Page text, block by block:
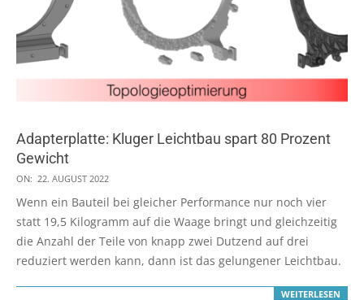
Adapterplatte: Kluger Leichtbau spart 80 Prozent
Gewicht
2022-
08-
22
ON: 22. AUGUST 2022
Wenn ein Bauteil bei gleicher Performance nur noch vier
statt 19,5 Kilogramm auf die Waage bringt und gleichzeitig
die Anzahl der Teile von knapp zwei Dutzend auf drei
reduziert werden kann, dann ist das gelungener Leichtbau.
WEITERLESEN